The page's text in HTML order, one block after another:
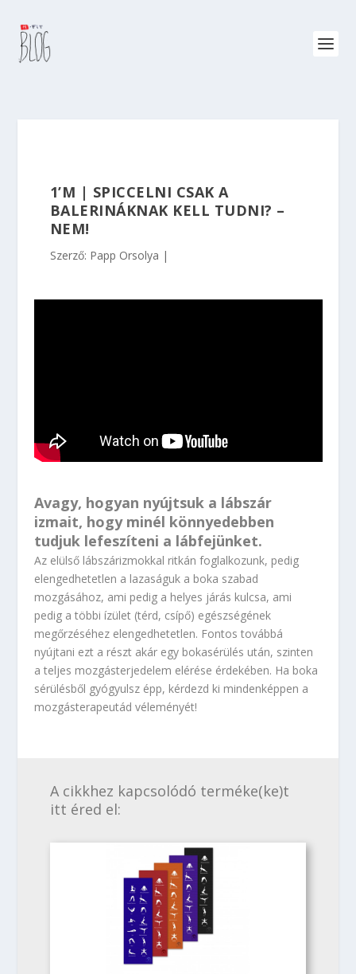
1’M | SPICCELNI CSAK A
BALERINÁKNAK KELL TUDNI? –
NEM!
Szerző: Papp Orsolya
Avagy, hogyan nyújtsuk a lábszár
izmait, hogy minél könnyedebben
tudjuk lefeszíteni a lábfejünket.
Az elülső lábszárizmokkal ritkán foglalkozunk, pedig
elengedhetetlen a lazaságuk a boka szabad
mozgásához, ami pedig a helyes járás kulcsa, ami
pedig a többi ízület (térd, csípő) egészségének
megőrzéséhez elengedhetetlen. Fontos továbbá
nyújtani ezt a részt akár egy bokasérülés után, szinten
a teljes mozgásterjedelem elérése érdekében. Ha boka
sérülésből gyógyulsz épp, kérdezd ki mindenképpen a
mozgásterapeutád véleményét!
A cikkhez kapcsolódó terméke(ke)t
itt éred el: